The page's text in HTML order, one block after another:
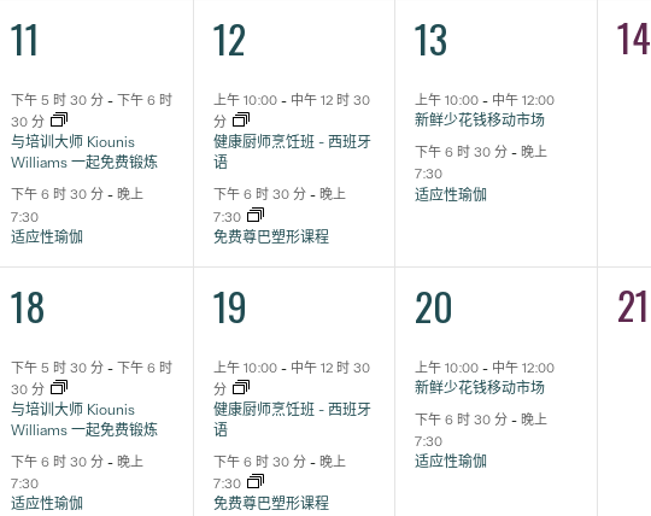
2
活
动,
11
下午 5 时 30 分 - 下午 6 时
30 分
与培训大师 Kiounis
Williams 一起免费锻炼
下午 6 时 30 分 - 晚上
7:30
适应性瑜伽
2
活
动,
12
上午 10:00 - 中午 12 时 30
分
健康厨师烹饪班 - 西班牙
语
下午 6 时 30 分 - 晚上
7:30
免费尊巴塑形课程
2
活
动,
13
上午 10:00- 中午 12:00
新鲜少花钱移动市场
下午 6 时 30 分- 晚上
7:30
适应性瑜伽
0
14
2
活
动,
18
下午 5 时 30 分 - 下午 6 时
30 分
与培训大师 Kiounis
Williams 一起免费锻炼
下午 6 时 30 分 - 晚上
7:30
适应性瑜伽
2
活
动,
19
上午 10:00 - 中午 12 时 30
分
健康厨师烹饪班 - 西班牙
语
下午 6 时 30 分 - 晚上
7:30
免费尊巴塑形课程
2
活
动,
20
上午 10:00- 中午 12:00
新鲜少花钱移动市场
下午 6 时 30 分-晚上
7:30
适应性瑜伽
0
21